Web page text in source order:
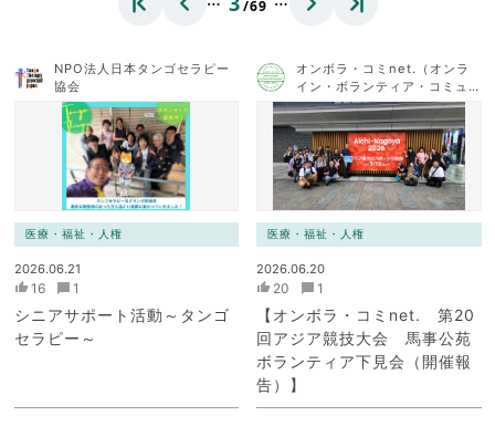
/69
NPO法人日本タンゴセラピー
協会
医療・福祉・人権
2026.06.21
16 1
シニアサポート活動～タンゴ
セラピー～
オンボラ・コミnet.（オンラ
イン・ボランティア・コミュ
ニケーション・ネットワー
ク）
医療・福祉・人権
2026.06.20
20 1
【オンボラ・コミnet. 第20
回アジア競技大会 馬事公苑
ボランティア下見会（開催報
告）】